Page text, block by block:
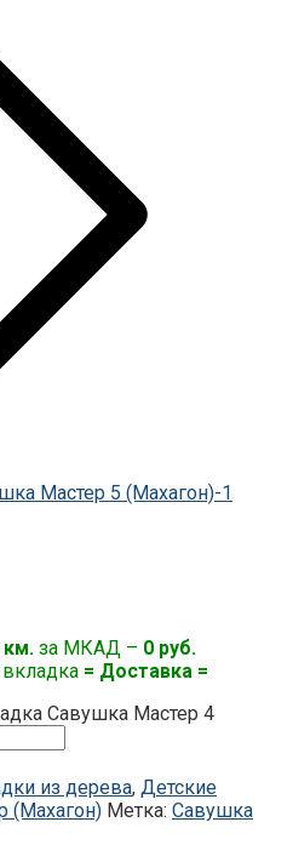
км. за МКАД – 0 руб.
вкладка = Доставка =
Савушка Мастер 4
из дерева, Детские
(Махагон) Метка: Савушка